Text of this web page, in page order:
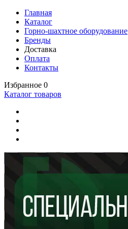
Главная
Каталог
Горно-шахтное оборудование
Бренды
Доставка
Оплата
Контакты
Избранное 0
Каталог товаров